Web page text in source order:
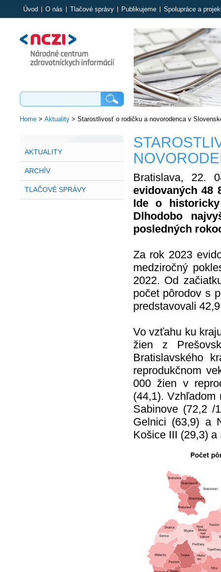
Úvod O nás Tlačové správy Publikujeme Spolupráce a
Home> Aktuality> Starostlivosť o rodičku a novorodenca v
AKTUALITY
ARCHÍV
TLAČOVÉ SPRÁVY
Bratislava, 22.
evidovaných 48
Ide o
Dlhodobo
posledných
Za rok 2023
medziročný
2022. Od
počet pôrodov s
predstavovali
Vo vzťahu ku
žien z
Bratislavského
reprodukčnom
000 žien v
(44,1).
Sabinove (72,2 /
Gelnici (63,9) a
Košice III (29,3) a